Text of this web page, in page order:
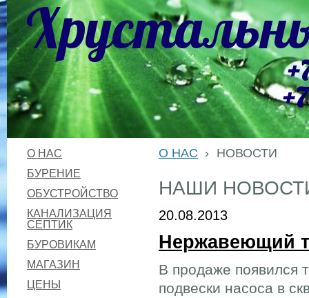
О НАС
БУРЕНИЕ
ОБУСТРОЙСТВО
КАНАЛИЗАЦИЯ
СЕПТИК
БУРОВИКАМ
МАГАЗИН
ЦЕНЫ
О НАС › НОВОСТИ
НАШИ
20.08.2013
Нержавеющий
В продаже появился
подвески насоса в